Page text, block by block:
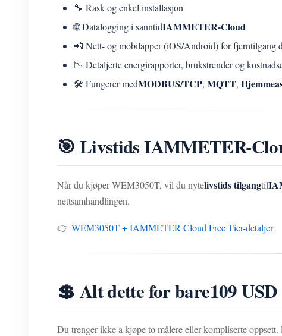
🔧 Rask og enkel installasjon
🌐 Datalogging i sanntidIAMMETER-Cloud
📲 Nett- og mobilapper (iOS/Android) for fjerntilgang
📉 Detaljerte energirapporter, brukstrender og
🛠️ Fungerer medMODBUS/TCP, MQTT,
🎯 Livstids IAMMETER-
Når du kjøper WEM3050T, vil du nytelivstids tilgangtil
nettsamhandlingen.
👉 WEM3050T + IAMMETER Cloud Free Tier-detaljer
💲 Alt dette for bare109 USD
Du trenger ikke å kjøpe to målere eller kompliserte